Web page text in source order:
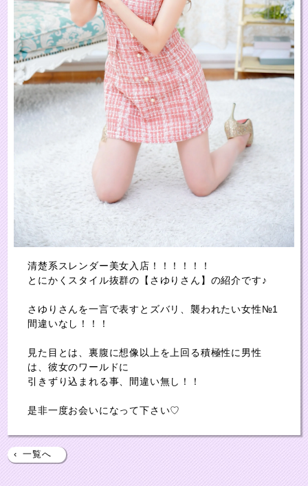
清楚系スレンダー美女入店！！！！！！
とにかくスタイル抜群の【さゆりさん】の紹介です♪
さゆりさんを一言で表すとズバリ、襲われたい女性№1
間違いなし！！！
見た目とは、裏腹に想像以上を上回る積極性に男性
は、彼女のワールドに
引きずり込まれる事、間違い無し！！
是非一度お会いになって下さい♡
‹ 一覧へ